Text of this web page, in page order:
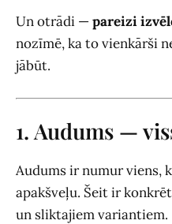
Un otrādi —pareizi
nozīmē, ka to vienkārši
jābūt.
1. Audums —
Audums ir numur viens,
apakšveļu. Šeit ir
un sliktajiem variantiem.